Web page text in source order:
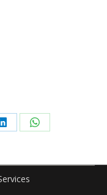
Partager
LinkedIn
Partager
WhatsApp